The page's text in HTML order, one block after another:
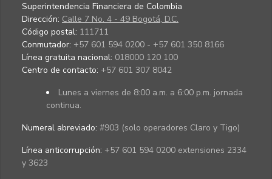
Superintendencia Financiera de Colombia
Dirección: Calle 7 No. 4 - 49 Bogotá, D.C.
Código postal: 111711
Conmutador: +57 601 594 0200 - +57 601 350 8166
Línea gratuita nacional: 018000 120 100
Centro de contacto: +57 601 307 8042
Lunes a viernes de 8:00 a.m. a 6:00 p.m. jornada
continua.
Numeral abreviado: #903 (solo operadores Claro y Tigo)
Línea anticorrupción: +57 601 594 0200 extensiones 2334
y 3623